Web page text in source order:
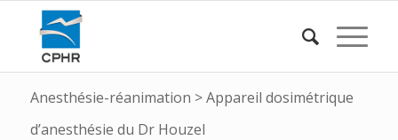
Anesthésie-réanimation >Appareil dosimétrique
d’anesthésie du Dr Houzel